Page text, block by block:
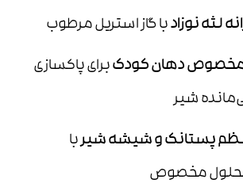
لثه نوزادبا گاز استریل مرطوب
مخصوص دهان کودکبرای پاکسازی
شیر
پستانک و شیشه شیربا
مخصوص